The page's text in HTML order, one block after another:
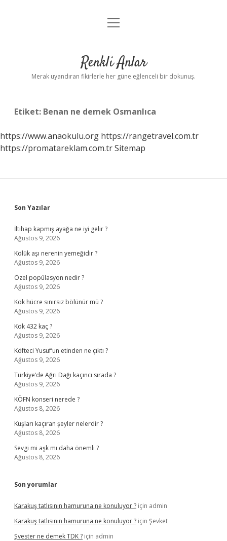
Anasayfa
Yasal Uyarı
menüyü
Renkli Anlar
Merak uyandıran fikirlerle her güne eğlenceli bir dokunuş.
Etiket: Benan ne demek Osmanlıca
https://www.anaokulu.org https://rangetravel.com.tr
https://promatareklam.com.trSitemap
Sidebar
Son Yazılar
İltihap kapmış ayağa ne iyi gelir ?
Ağustos 9, 2026
Kölük aşı nerenin yemeğidir ?
Ağustos 9, 2026
Özel popülasyon nedir ?
Ağustos 9, 2026
Kök hücre sınırsız bölünür mü ?
Ağustos 9, 2026
Kök 432 kaç ?
Ağustos 9, 2026
Köfteci Yusuf’un etinden ne çıktı ?
Ağustos 9, 2026
Türkiye’de Ağrı Dağı kaçıncı sırada ?
Ağustos 9, 2026
KÖFN konseri nerede ?
Ağustos 8, 2026
Kuşları kaçıran şeyler nelerdir ?
Ağustos 8, 2026
Sevgi mi aşk mı daha önemli ?
Ağustos 8, 2026
Son yorumlar
Karakuş tatlısının hamuruna ne konuluyor ? için admin
Karakuş tatlısının hamuruna ne konuluyor ? için Şevket
Şvester ne demek TDK ? için admin